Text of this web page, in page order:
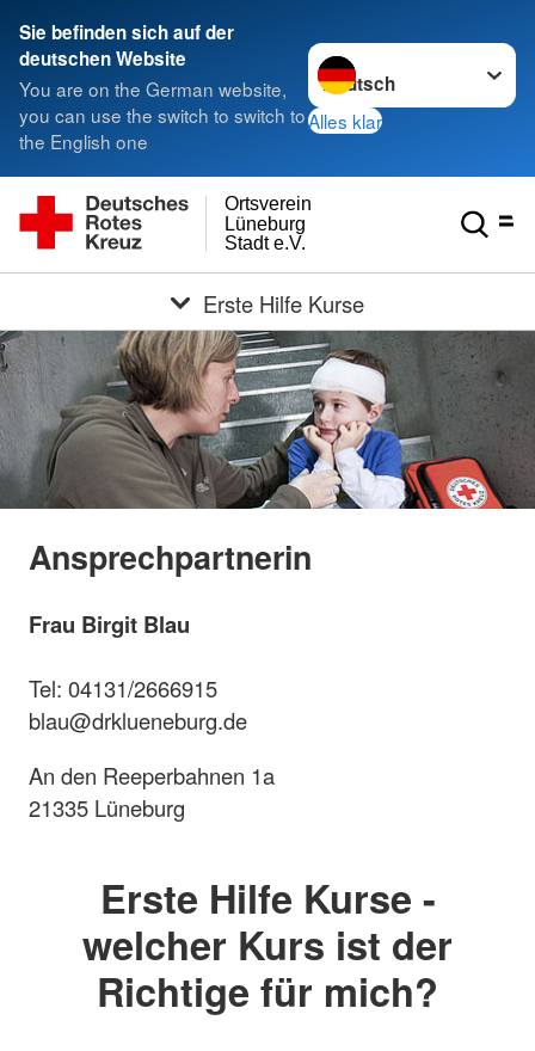
Sie befinden sich auf der
deutschen Website
You are on the German website,
you can use the switch to switch to
the English one
Sprache wechseln zu
Alles klar
Stadt e.V.
Lüneburg
Ortsverein
Erste Hilfe Kurse
Ansprechpartnerin
Frau Birgit Blau
Tel: 04131/2666915
blau@drklueneburg.de
An den Reeperbahnen 1a
21335 Lüneburg
Erste Hilfe Kurse -
welcher Kurs ist der
Richtige für mich?